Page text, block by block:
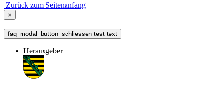
Zurück zum Seitenanfang
×
faq_modal_button_schliessen test text
Herausgeber